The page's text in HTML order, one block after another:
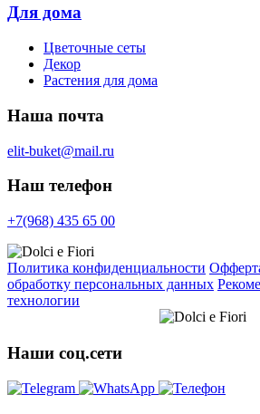
Для дома
Цветочные сеты
Декор
Растения для дома
Наша почта
elit-buket@mail.ru
Наш телефон
+7(968) 435 65 00
Политика конфиденциальности
обработку персональных данных
технологии
Наши соц.сети